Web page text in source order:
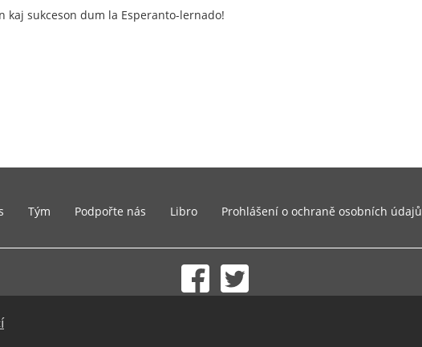
kaj sukceson dum la Esperanto-lernado!
Tým Podpořte nás Libro Prohlášení o ochraně osobních údajů